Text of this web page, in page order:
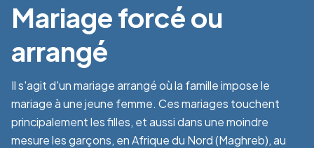
Mariage forcé ou
arrangé
Il s'agit d'un mariage arrangé où la famille impose le
mariage à une jeune femme. Ces mariages touchent
principalement les filles, et aussi dans une moindre
mesure les garçons, en Afrique du Nord (Maghreb), au